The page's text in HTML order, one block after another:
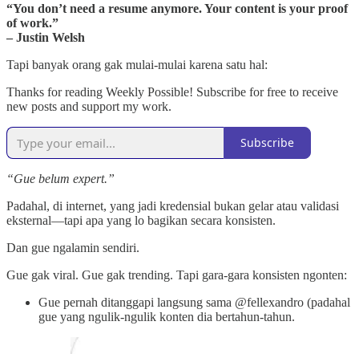
“You don’t need a resume anymore. Your content is your proof
of work.”
– Justin Welsh
Tapi banyak orang gak mulai-mulai karena satu hal:
Thanks for reading Weekly Possible! Subscribe for free to receive
new posts and support my work.
Subscribe
“Gue belum expert.”
Padahal, di internet, yang jadi kredensial bukan gelar atau validasi
eksternal—tapi apa yang lo bagikan secara konsisten.
Dan gue ngalamin sendiri.
Gue gak viral. Gue gak trending. Tapi gara-gara konsisten ngonten:
Gue pernah ditanggapi langsung sama @fellexandro (padahal
gue yang ngulik-ngulik konten dia bertahun-tahun.